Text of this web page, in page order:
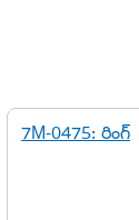
7M-0475: రింగ్